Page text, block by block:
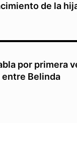
de la
por primera
Belinda